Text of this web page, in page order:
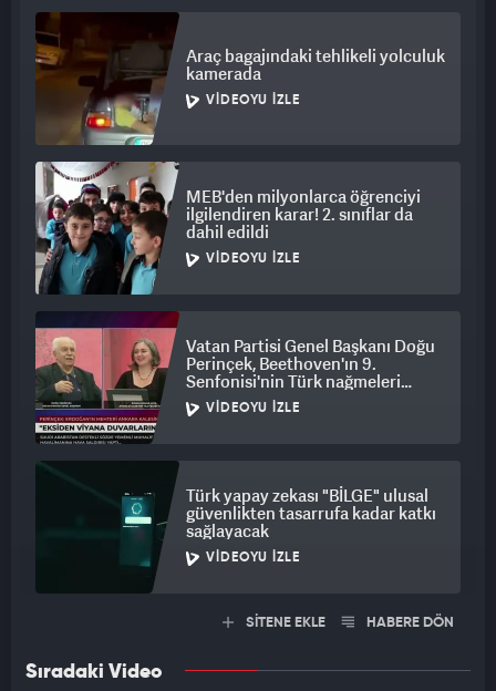
Araç bagajındaki tehlikeli yolculuk
kamerada
VIDEOYU İZLE
MEB'den milyonlarca öğrenciyi
ilgilendiren karar! 2. sınıflar da
dahil edildi
VIDEOYU İZLE
Vatan Partisi Genel Başkanı Doğu
Perinçek, Beethoven'ın 9.
Senfonisi'nin Türk nağmeleri
taşığını iddia etti
VIDEOYU İZLE
Türk yapay zekası "BİLGE" ulusal
güvenlikten tasarrufa kadar katkı
sağlayacak
VIDEOYU İZLE
SİTENE EKLE HABERE DÖN
Sıradaki Video